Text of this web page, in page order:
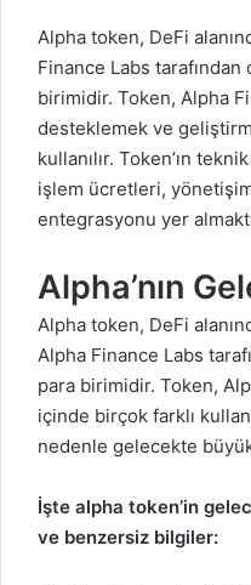
Alpha token, DeFi
Finance Labs
birimidir. Token, Alpha
desteklemek ve
kullanılır. Token’ın
işlem ücretleri,
entegrasyonu yer
Alpha’nın
Alpha token, DeFi
Alpha Finance Labs
para birimidir. Token,
içinde birçok farklı
nedenle gelecekte
İşte alpha token’in
ve benzersiz bilgiler: